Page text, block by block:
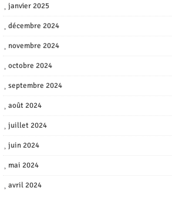
janvier 2025
décembre 2024
novembre 2024
octobre 2024
septembre 2024
août 2024
juillet 2024
juin 2024
mai 2024
avril 2024